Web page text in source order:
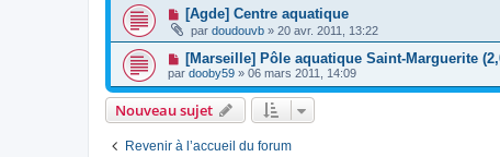
[Agde] Centre aquatique
par doudouvb » 20 avr. 2011, 13:22
[Marseille] Pôle aquatique Saint-Marguerite
par dooby59 » 06 mars 2011, 14:09
Nouveau sujet
Revenir à l’accueil du forum